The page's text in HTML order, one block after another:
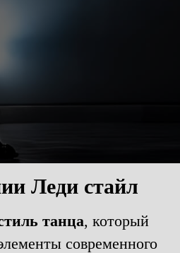
Леди стайл
танца, который
современного